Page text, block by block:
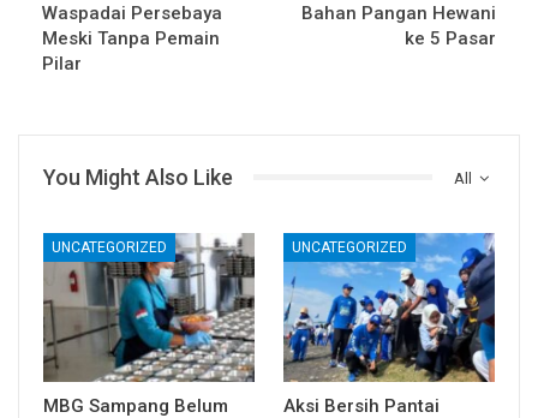
Waspadai Persebaya
Meski Tanpa Pemain
Pilar
Bahan Pangan Hewani
ke 5 Pasar
All
You Might Also Like
UNCATEGORIZED
MBG Sampang Belum
UNCATEGORIZED
Aksi Bersih Pantai